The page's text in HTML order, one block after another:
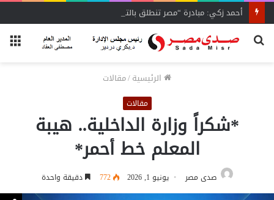
أحمد زكي: مبادرة “مصر تنطلق بالتصدير”
بحث
الرئيسية/مقالات
مقالات
*شكراً وزارة الداخلية.. هيبة
المعلم خط أحمر*
صدى مصر يونيو 1, 2026 772 دقيقة واحدة